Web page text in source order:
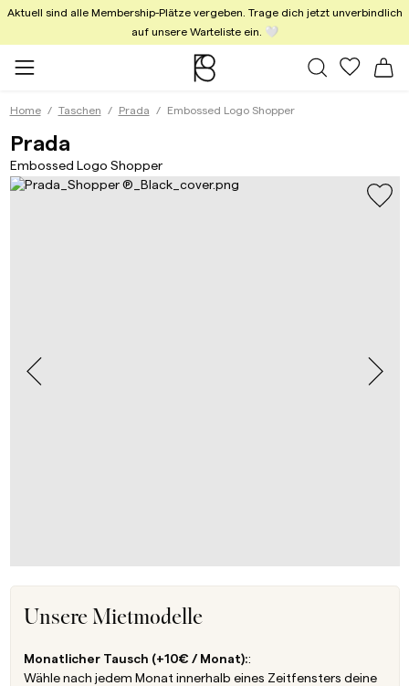
Aktuell sind alle Membership-Plätze vergeben. Trage dich jetzt unverbindlich
auf unsere Warteliste ein. 🤍
Alle Taschen
Meine
Home Taschen Prada Embossed Logo Shopper
PradaEmbossed Logo Shopper Black
Embossed Logo Shopper
Unsere Mietmodelle
Monatlicher Tausch (+10€ / Monat)::
Wähle nach jedem Monat innerhalb eines Zeitfensters deine